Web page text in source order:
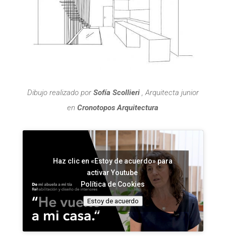
Dibujo realizado porSofía Scollieri , Arquitecta junior
enCronotopos Arquitectura
Haz clic en «Estoy de acuerdo» para
activar Youtube
Política de Cookies
Estoy de acuerdo